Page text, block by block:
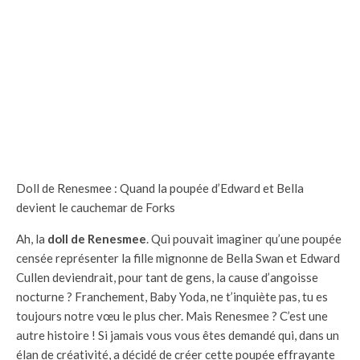
Doll de Renesmee : Quand la poupée d’Edward et Bella
devient le cauchemar de Forks
Ah, la doll de Renesmee. Qui pouvait imaginer qu’une poupée
censée représenter la fille mignonne de Bella Swan et Edward
Cullen deviendrait, pour tant de gens, la cause d’angoisse
nocturne ? Franchement, Baby Yoda, ne t’inquiète pas, tu es
toujours notre vœu le plus cher. Mais Renesmee ? C’est une
autre histoire ! Si jamais vous vous êtes demandé qui, dans un
élan de créativité, a décidé de créer cette poupée effrayante